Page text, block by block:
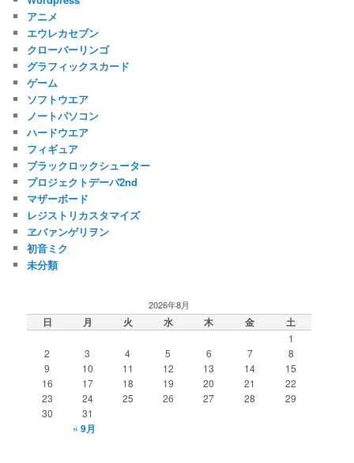
アニメ
エウレカセブン
クローバーリンゴ
グラフィックスカード
ゲーム
ソフトウエア
ノートパソコン
ハードウエア
フィギュア
ブラックロックシューター
プロジェクトデーバ2nd
マザーボード
レジストリカスタマイズ
ヱバァンゲリヲン
初音ミク
未分類
2026年8月
日 月 火 水 木 金 土
1
2
3 4 5 6 7
8
9
10 11 12 13 14
15
16
17 18 19 20 21
22
23
24 25 26 27 28
29
30
31
« 9月